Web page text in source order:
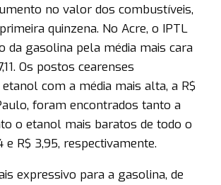
no valor dos combustíveis,
quinzena. No Acre, o IPTL
da gasolina pela média mais cara
Os postos cearenses
com a média mais alta, a R$
foram encontrados tanto a
o etanol mais baratos de todo o
e R$ 3,95, respectivamente.
expressivo para a gasolina, de